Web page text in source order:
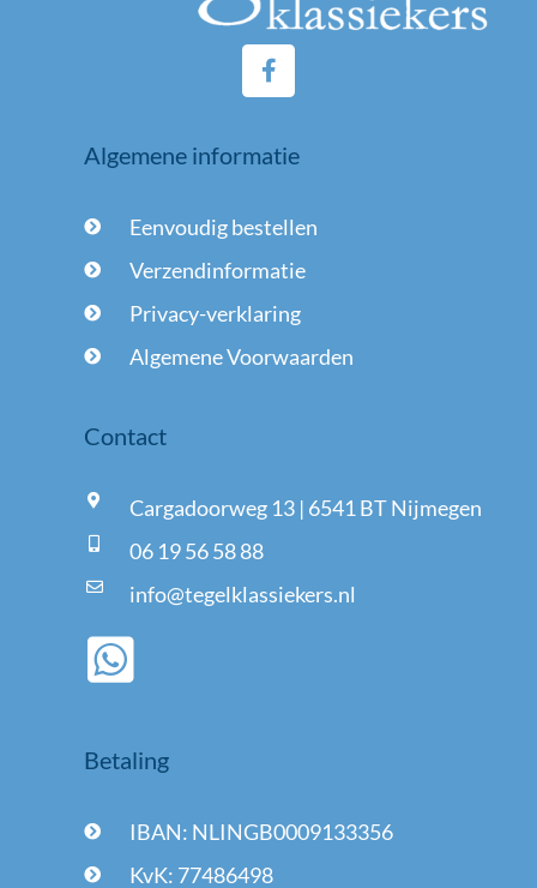
F
a
b
k
f
Algemene informatie
Eenvoudig bestellen
Verzendinformatie
Privacy-verklaring
Algemene Voorwaarden
Contact
Cargadoorweg 13 | 6541 BT Nijmegen
06 19 56 58 88
info@tegelklassiekers.nl
Betaling
IBAN: NLINGB0009133356
KvK: 77486498